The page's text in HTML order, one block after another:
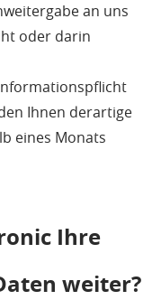
an uns
oder darin
Ihnen derartige
eines Monats
Ihre
weiter?